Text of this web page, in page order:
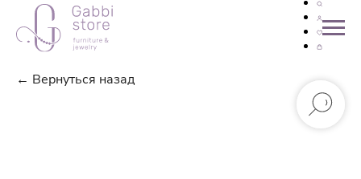
← Вернуться назад